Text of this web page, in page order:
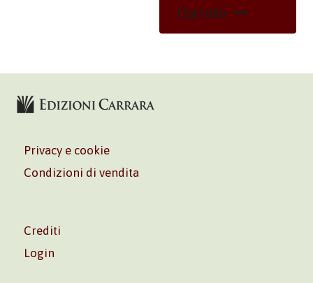
Carrello
Privacy e cookie
Condizioni di vendita
Crediti
Login